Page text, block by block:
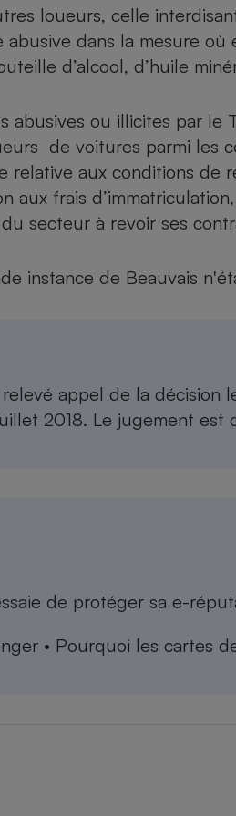
loueurs, celle
abusive dans la mesure
d’alcool, d’huile
abusives ou illicites par le
de voitures parmi les
relative aux conditions
aux frais
secteur à revoir ses
instance de Beauvais
appel de la décision
2018. Le jugement est
de protéger sa e-
• Pourquoi les cartes